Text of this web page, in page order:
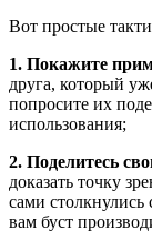
Вот простые
1. Покажите
друга, который
попросите их
использования;
2. Поделитесь
доказать точку
сами столкнулись
вам буст